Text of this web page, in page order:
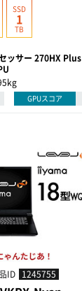
SSD
1
TB
ッサー 270HX Plus
GPUスコア
ID 1245755